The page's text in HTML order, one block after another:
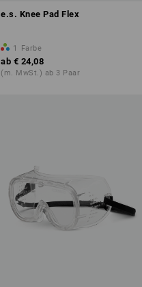
e.s. Knee Pad Flex
1 Farbe
ab € 24,08
(m. MwSt.) ab 3 Paar